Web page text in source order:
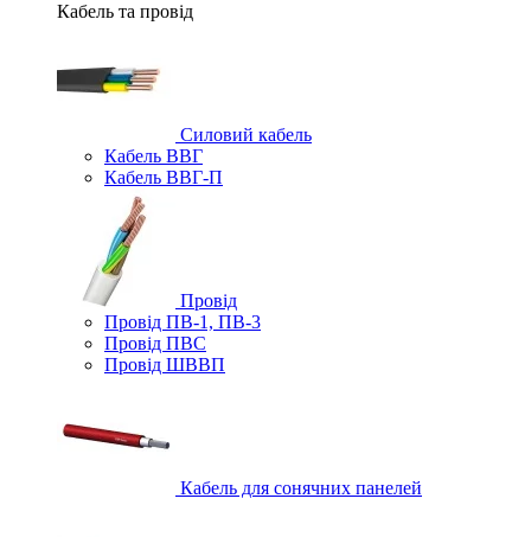
Кабель та провід
Силовий кабель
Кабель ВВГ
Кабель ВВГ-П
Провід
Провід ПВ-1, ПВ-3
Провід ПВС
Провід ШВВП
Кабель для сонячних панелей